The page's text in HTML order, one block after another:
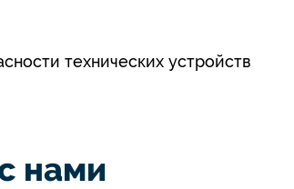
технических устройств
нами